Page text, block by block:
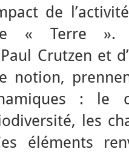
de
« Terre ».
Crutzen et
notion,
: le
les
éléments